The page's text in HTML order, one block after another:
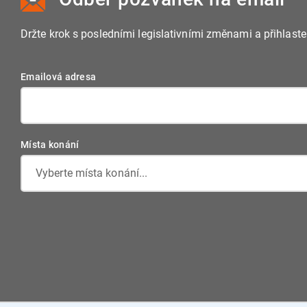
Držte krok s posledními legislativními změnami a
Emailová adresa
Místa konání
Vyberte místa konání...